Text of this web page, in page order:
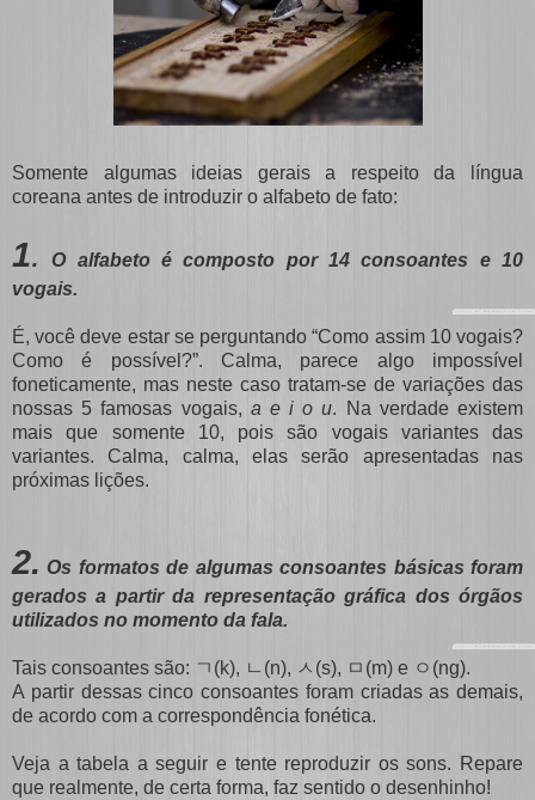
Somente algumas ideias gerais a respeito da língua
coreana antes de introduzir o alfabeto de fato:
1.
O alfabeto é composto por 14 consoantes e 10
vogais.
É, você deve estar se perguntando “Como assim 10 vogais?
Como é possível?”. Calma, parece algo impossível
foneticamente, mas neste caso tratam-se de variações das
nossas 5 famosas vogais, a e i o u. Na verdade existem
mais que somente 10, pois são vogais variantes das
variantes. Calma, calma, elas serão apresentadas nas
próximas lições.
2. Os formatos de algumas consoantes básicas foram
gerados a partir da representação gráfica dos órgãos
utilizados no momento da fala.
Tais consoantes são: ㄱ (k), ㄴ (n), ㅅ(s), ㅁ (m) e ㅇ (ng).
A partir dessas cinco consoantes foram criadas as demais,
de acordo com a correspondência fonética.
Veja a tabela a seguir e tente reproduzir os sons. Repare
que realmente, de certa forma, faz sentido o desenhinho!